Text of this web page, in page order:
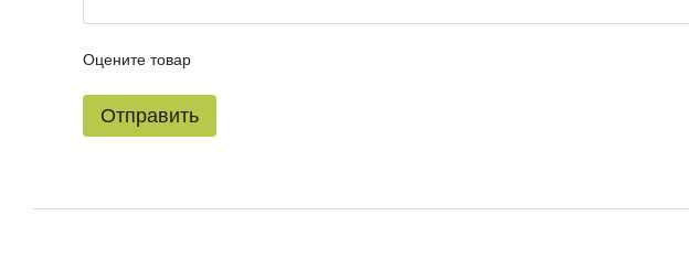
Оцените товар
Отправить